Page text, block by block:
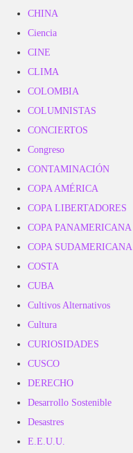
CHINA
Ciencia
CINE
CLIMA
COLOMBIA
COLUMNISTAS
CONCIERTOS
Congreso
CONTAMINACIÓN
COPA AMÉRICA
COPA LIBERTADORES
COPA PANAMERICANA
COPA SUDAMERICANA
COSTA
CUBA
Cultivos Alternativos
Cultura
CURIOSIDADES
CUSCO
DERECHO
Desarrollo Sostenible
Desastres
E.E.U.U.